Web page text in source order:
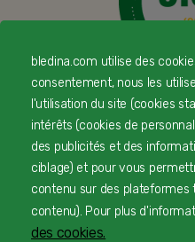
© Copyright Blédina
bledina.com utilise des
consentement, nous les
l'utilisation du site (cookies
intérêts (cookies de
des publicités et des
ciblage) et pour vous
contenu sur des plateformes
contenu). Pour plus
des cookies.